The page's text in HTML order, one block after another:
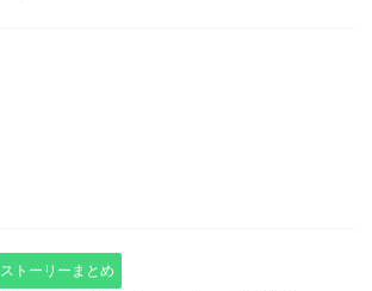
ストーリーまとめ